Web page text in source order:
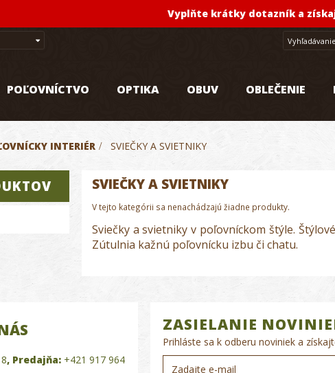
Vyplňte krátky dotazník a
POĽOVNÍCTVO OPTIKA OBUV OBLEČENIE
INTERIÉR > SVIEČKY A SVIETNIKY
SVIEČKY A SVIETNIKY
V tejto kategórii sa nenachádzajú žiadne produkty.
Sviečky a svietniky v poľovníckom štýle.
Zútulnia kažnú poľovnícku izbu či chatu.
, Predajňa: +421 917 964
ZASIELANIE
Prihláste sa k odberu noviniek a